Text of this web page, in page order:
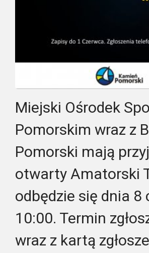
Miejski Ośrodek
Pomorskim wraz z
Pomorski mają
otwarty Amatorski
odbędzie się dnia
10:00. Termin
wraz z kartą